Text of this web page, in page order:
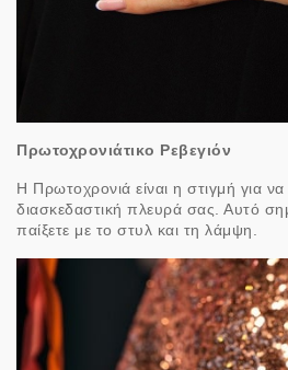
Πρωτοχρονιάτικο Ρεβεγιόν
Η Πρωτοχρονιά είναι η στιγμή για να
διασκεδαστική πλευρά σας. Αυτό
παίξετε με το στυλ και τη λάμψη.